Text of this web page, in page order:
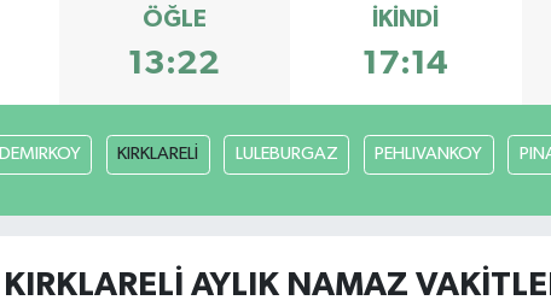
ÖĞLE
13:22
İKINDI
17:14
DEMIRKOY KIRKLARELİ LULEBURGAZ PEHLIVANKOY
KIRKLARELİ AYLIK NAMAZ